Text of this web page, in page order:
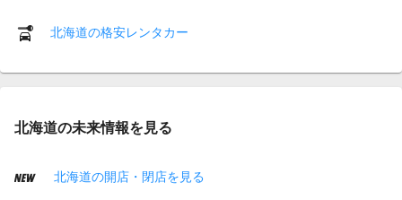
北海道の格安レンタカー
北海道の未来情報を見る
北海道の開店・閉店を見る